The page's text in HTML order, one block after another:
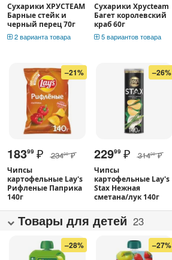
Сухарики ХРУСTEAM
Барные стейк и
черный перец 70г
2 варианта товара
Сухарики Хрусteam
Багет королевский
краб 60г
5 вариантов товара
–21%
18399 ₽ 23400 ₽
Чипсы
картофельные Lay's
Рифленые Паприка
140г
–26%
22999 ₽ 31400 ₽
Чипсы
картофельные Lay's
Stax Нежная
сметана/лук 140г
Товары для детей 23
–28% –27%